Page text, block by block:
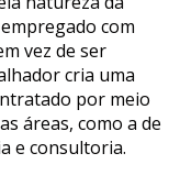
com
vez de ser
cria uma
por meio
áreas, como a de
e consultoria.